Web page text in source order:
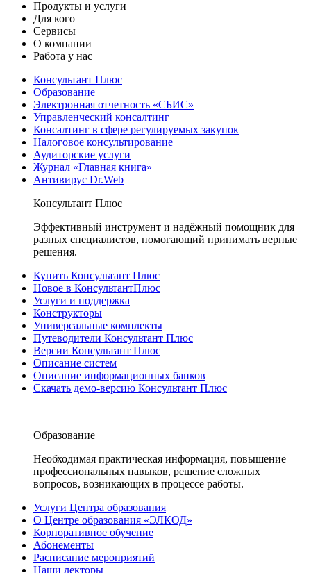
Продукты и услуги
Для кого
Сервисы
О компании
Работа у нас
Консультант Плюс
Образование
Электронная отчетность «СБИС»
Управленческий консалтинг
Консалтинг в сфере регулируемых закупок
Налоговое консультирование
Аудиторские услуги
Журнал «Главная книга»
Антивирус Dr.Web
Консультант Плюс
Эффективный инструмент и надёжный помощник для
разных специалистов, помогающий принимать верные
решения.
Купить Консультант Плюс
Новое в КонсультантПлюс
Услуги и поддержка
Конструкторы
Универсальные комплекты
Путеводители Консультант Плюс
Версии Консультант Плюс
Описание систем
Описание информационных банков
Скачать демо-версию Консультант Плюс
Образование
Необходимая практическая информация, повышение
профессиональных навыков, решение сложных
вопросов, возникающих в процессе работы.
Услуги Центра образования
О Центре образования «ЭЛКОД»
Корпоративное обучение
Абонементы
Расписание мероприятий
Наши лекторы